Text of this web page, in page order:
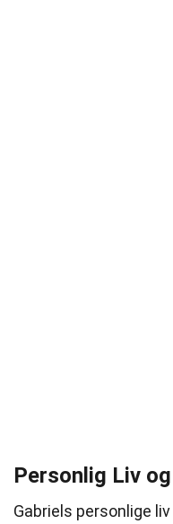
Personlig Liv
Gabriels personlige